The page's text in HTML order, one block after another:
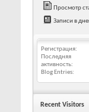
Просмотр
Записи в
Регистрация
Последняя
активность
Blog Entries
Recent Visitors